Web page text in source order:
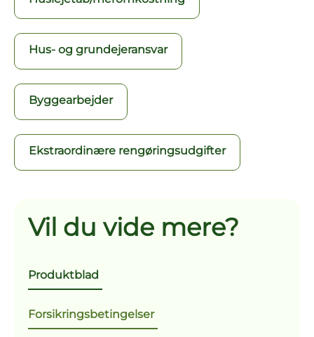
Hus- og grundejeransvar
Byggearbejder
Ekstraordinære rengøringsudgifter
Vil du vide mere?
Produktblad
Forsikringsbetingelser